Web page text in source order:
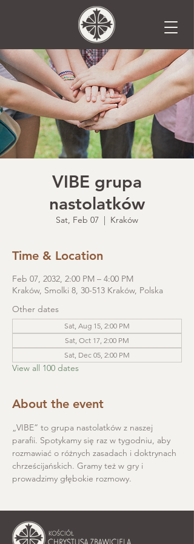
VIBE grupa
nastolatków
Sat, Feb 07
  |
Kraków
Time & Location
Feb 07, 2032, 2:00 PM – 4:00 PM
Kraków, Smolki 8, 30-513 Kraków, Polska
Other dates
Sat, Aug 15, 2:00 PM
Sat, Oct 17, 2:00 PM
Sat, Dec 05, 2:00 PM
View all 100 dates
About the event
„VIBE” to grupa nastolatków z naszej
parafii. Spotykamy się raz w tygodniu, aby
rozmawiać o różnych zasadach i doktrynach
chrześcijańskich. Gramy też w gry i
prowadzimy głębokie rozmowy.